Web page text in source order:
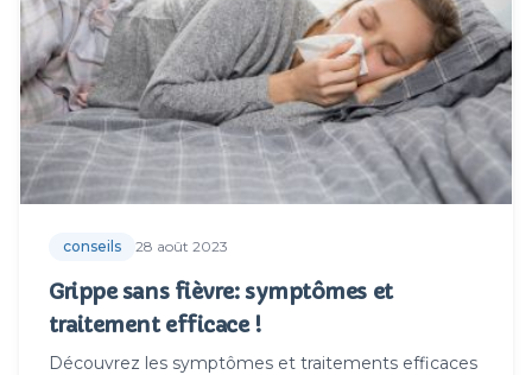
conseils 28 août 2023
Grippe sans fièvre: symptômes et
traitement efficace !
Découvrez les symptômes et traitements efficaces